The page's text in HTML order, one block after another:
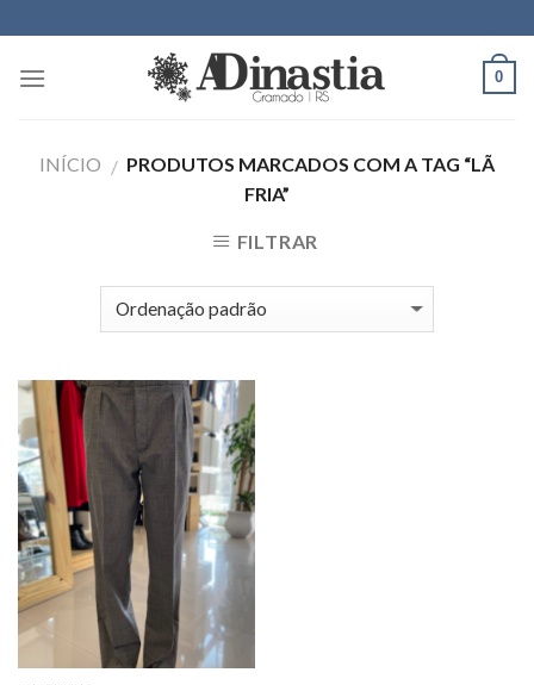
to
content
0
INÍCIO / PRODUTOS MARCADOS COM A TAG “LÃ
FRIA”
FILTRAR